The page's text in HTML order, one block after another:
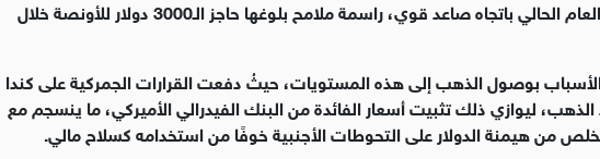
وتسير أسعار الذهب منذ بداية العام الحالي باتجاه صاعد قوي، راسمة ملامح بلوغها حاجز الـ3000 دولار للأونصة خلال
الأسباب بوصول الذهب إلى هذه المستويات، حيثُ دفعت القرارات الجمركية على كندا
ليوازي ذلك تثبيت أسعار الفائدة من البنك الفيدرالي الأميركي، ما ينسجم مع
من هيمنة الدولار على التحوطات الأجنبية خوفًا من استخدامه كسلاح مالي.